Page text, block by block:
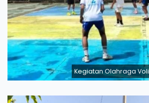
Kegiatan Olahraga Voli